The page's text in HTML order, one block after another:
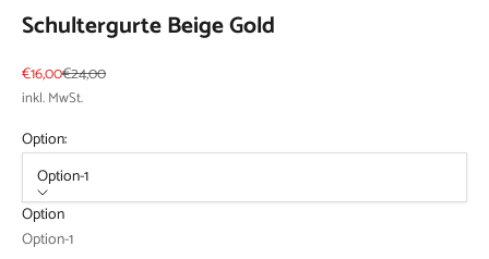
Schultergurte Beige Gold
Angebot
€16,00Regulärer Preis
€24,00
inkl. MwSt.
Option:
Option-1
Option
Option-1